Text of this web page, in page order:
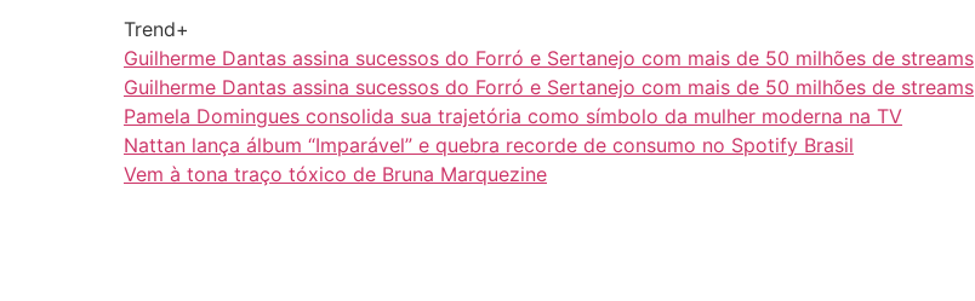
Trend+
Guilherme Dantas assina sucessos do Forró e Sertanejo com mais de 50 milhões de streams
Guilherme Dantas assina sucessos do Forró e Sertanejo com mais de 50 milhões de streams
Pamela Domingues consolida sua trajetória como símbolo da mulher moderna na TV
Nattan lança álbum “Imparável” e quebra recorde de consumo no Spotify Brasil
Vem à tona traço tóxico de Bruna Marquezine